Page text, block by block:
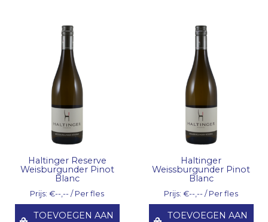
Haltinger Reserve
Weisburgunder Pinot
Blanc
Prijs: €--,-- / Per fles
TOEVOEGEN AAN
Haltinger
Weissburgunder Pinot
Blanc
Prijs: €--,-- / Per fles
TOEVOEGEN AAN